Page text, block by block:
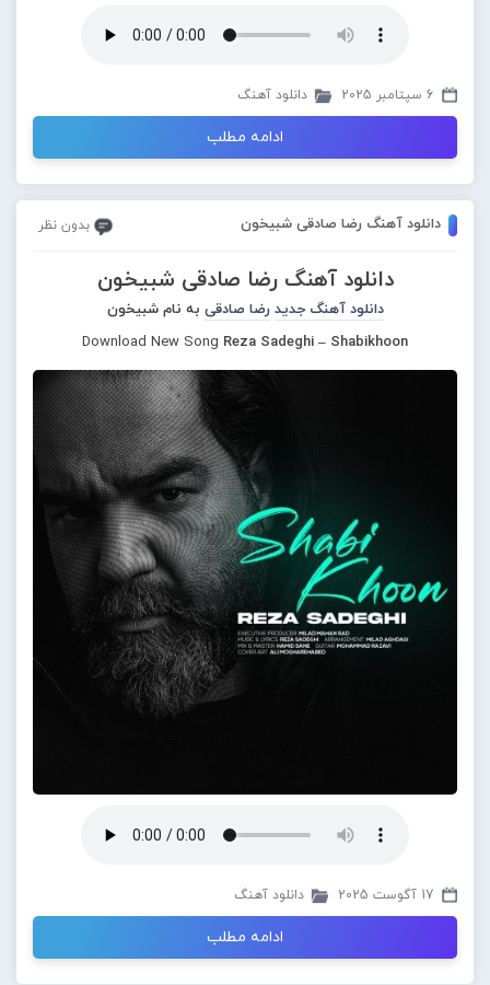
6 سپتامبر 2025 دانلود آهنگ
ادامه مطلب
دانلود آهنگ رضا صادقی شبیخون بدون نظر
دانلود آهنگ رضا صادقی شبیخون
دانلود آهنگ جدید رضا صادقی به نام شبیخون
Download New Song Reza Sadeghi – Shabikhoon
17 آگوست 2025 دانلود آهنگ
ادامه مطلب